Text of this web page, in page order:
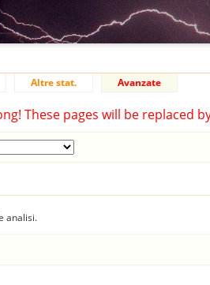
Altre stat. Avanzate
These pages will be replaced
analisi.